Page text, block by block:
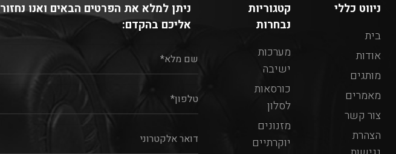
ניווט כללי
בית
אודות
מותגים
מאמרים
צור קשר
הצהרת
קטגוריות
נבחרות
מערכות
ישיבה
כורסאות
לסלון
מזנונים
יוקרתיים
ניתן למלא את הפרטים הבאים ואנו נחזור
אליכם בהקדם: